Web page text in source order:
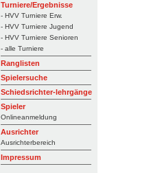
Turniere/Ergebnisse
- HVV Turniere Erw.
- HVV Turniere Jugend
- HVV Turniere Senioren
- alle Turniere
Ranglisten
Spielersuche
Schiedsrichter-lehrgänge
Spieler
Onlineanmeldung
Ausrichter
Ausrichterbereich
Impressum